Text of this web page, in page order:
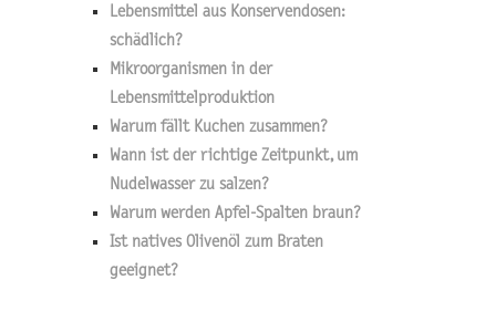
Lebensmittel aus Konservendosen:
schädlich?
Mikroorganismen in der
Lebensmittelproduktion
Warum fällt Kuchen zusammen?
Wann ist der richtige Zeitpunkt, um
Nudelwasser zu salzen?
Warum werden Apfel-Spalten braun?
Ist natives Olivenöl zum Braten
geeignet?